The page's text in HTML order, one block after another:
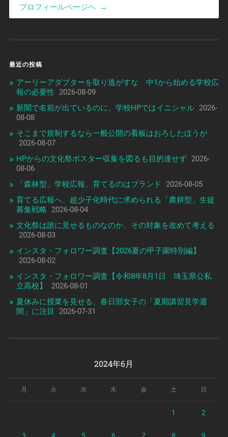
プロフィールページヘ
→
最近の投稿
アーリーアダプターを取り逃がすな 中1から始める学校広
報の必要性
2026-08-09
新聞で名前が出ているのに、学校HPではイニシャル 2026-
08-08
そこまで規制するなら一般公開の看板はおろしたほうが
2026-08-07
HPからの文化祭ポスター収集を図るも目的達せず 2026-
08-06
「森林型」学校広報、育てるのはブランド
2026-08-05
育てる広報へ、超少子化時代に求められる「農耕型」生徒
募集戦略
2026-08-04
文化祭は誰に見せるものなのか、その対象を改めて考える
2026-08-03
インスタ・フォロワー調査【2026夏の甲子園特別編】
2026-08-02
インスタ・フォロワー調査【令和8年8月1日 埼玉県公私
立高校】
2026-08-01
夏休みに授業を見せる、春日部女子の「夏期講習見学週
間」に注目
2026-07-31
2024年6月
月 火 水 木 金 土 日
1 2
3 4 5 6 7 8 9